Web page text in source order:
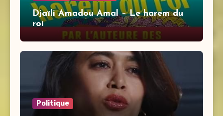
Djaïli Amadou Amal – Le harem du
roi
Politique